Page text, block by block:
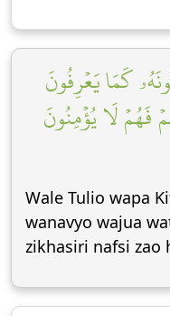
كَمَا يَعۡرِفُونَ
فَهُمۡ لَا يُؤۡمِنُونَ
Wale Tulio wapa
wanavyo wajua
zikhasiri nafsi zao